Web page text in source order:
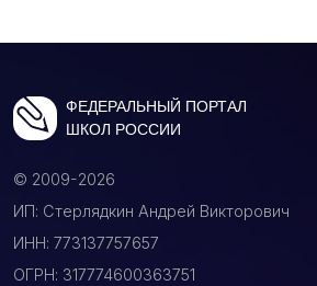
ФЕДЕРАЛЬНЫЙ ПОРТАЛ
ШКОЛ РОССИИ
© 2009-2026
ИП: Стерлядкин Андрей Викторович
ИНН: 773137757657
ОГРН: 317774600363751